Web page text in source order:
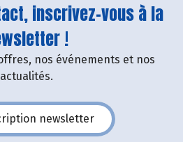
inscrivez-vous à la
!
nos événements et nos
actualités.
newsletter